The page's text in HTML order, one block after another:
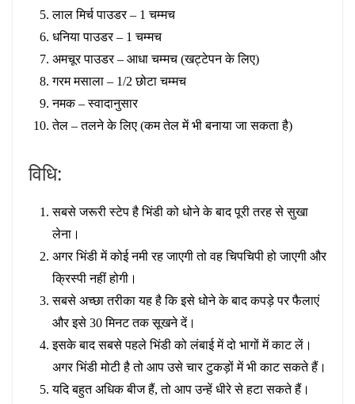
लाल मिर्च पाउडर – 1 चम्मच
धनिया पाउडर – 1 चम्मच
अमचूर पाउडर – आधा चम्मच (खट्टेपन के लिए)
गरम मसाला – 1/2 छोटा चम्मच
नमक – स्वादानुसार
तेल – तलने के लिए (कम तेल में भी बनाया जा सकता है)
विधि:
सबसे जरूरी स्टेप है भिंडी को धोने के बाद पूरी तरह से सुखा
लेना।
अगर भिंडी में कोई नमी रह जाएगी तो वह चिपचिपी हो जाएगी और
क्रिस्पी नहीं होगी।
सबसे अच्छा तरीका यह है कि इसे धोने के बाद कपड़े पर फैलाएं
और इसे 30 मिनट तक सूखने दें।
इसके बाद सबसे पहले भिंडी को लंबाई में दो भागों में काट लें।
अगर भिंडी मोटी है तो आप उसे चार टुकड़ों में भी काट सकते हैं।
यदि बहुत अधिक बीज हैं, तो आप उन्हें धीरे से हटा सकते हैं।